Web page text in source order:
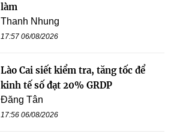
làm
Thanh Nhung
17:57 06/08/2026
Lào Cai siết kiểm tra, tăng tốc để
kinh tế số đạt 20% GRDP
Đăng Tân
17:56 06/08/2026